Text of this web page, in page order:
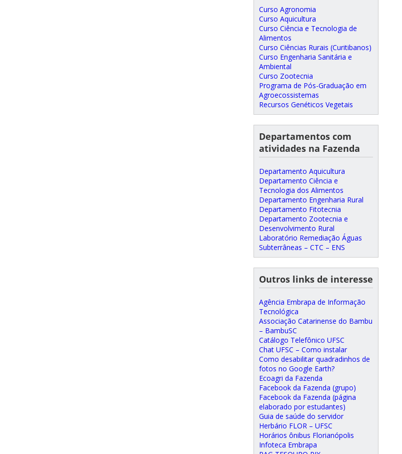
Curso Agronomia
Curso Aquicultura
Curso Ciência e Tecnologia de
Alimentos
Curso Ciências Rurais (Curitibanos)
Curso Engenharia Sanitária e
Ambiental
Curso Zootecnia
Programa de Pós-Graduação em
Agroecossistemas
Recursos Genéticos Vegetais
Departamentos com
atividades na Fazenda
Departamento Aquicultura
Departamento Ciência e
Tecnologia dos Alimentos
Departamento Engenharia Rural
Departamento Fitotecnia
Departamento Zootecnia e
Desenvolvimento Rural
Laboratório Remediação Águas
Subterrâneas – CTC – ENS
Outros links de interesse
Agência Embrapa de Informação
Tecnológica
Associação Catarinense do Bambu
– BambuSC
Catálogo Telefônico UFSC
Chat UFSC – Como instalar
Como desabilitar quadradinhos de
fotos no Google Earth?
Ecoagri da Fazenda
Facebook da Fazenda (grupo)
Facebook da Fazenda (página
elaborado por estudantes)
Guia de saúde do servidor
Herbário FLOR – UFSC
Horários ônibus Florianópolis
Infoteca Embrapa